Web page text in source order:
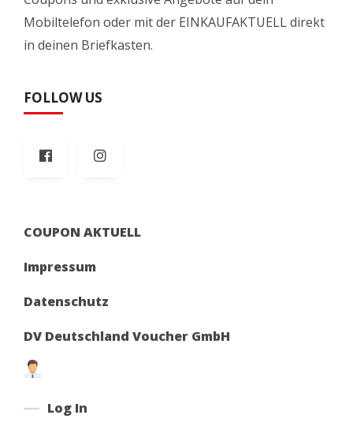
Mobiltelefon oder mit der EINKAUFAKTUELL direkt
in deinen Briefkasten.
FOLLOW US
COUPON AKTUELL
Impressum
Datenschutz
DV Deutschland Voucher GmbH
Log In